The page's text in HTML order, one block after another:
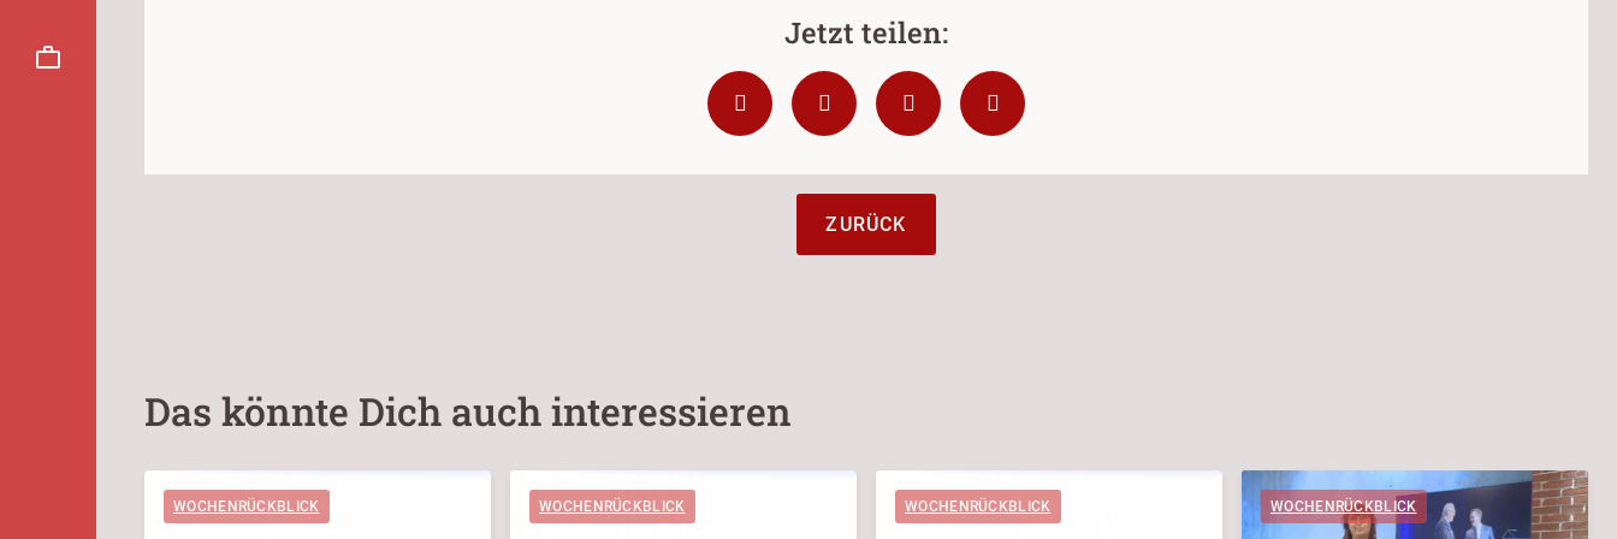
ZURÜCK
Das könnte Dich auch interessieren
WOCHENRÜCKBLICK WOCHENRÜCKBLICK WOCHENRÜCKBLICK WOCHENRÜCKBLICK